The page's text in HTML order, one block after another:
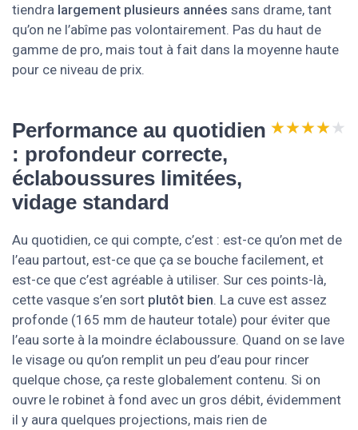
tiendra largement plusieurs années sans drame, tant
qu’on ne l’abîme pas volontairement. Pas du haut de
gamme de pro, mais tout à fait dans la moyenne haute
pour ce niveau de prix.
Performance au quotidien
: profondeur correcte,
éclaboussures limitées,
vidage standard
★★★★★
★★★★★
Au quotidien, ce qui compte, c’est : est-ce qu’on met de
l’eau partout, est-ce que ça se bouche facilement, et
est-ce que c’est agréable à utiliser. Sur ces points-là,
cette vasque s’en sort plutôt bien. La cuve est assez
profonde (165 mm de hauteur totale) pour éviter que
l’eau sorte à la moindre éclaboussure. Quand on se lave
le visage ou qu’on remplit un peu d’eau pour rincer
quelque chose, ça reste globalement contenu. Si on
ouvre le robinet à fond avec un gros débit, évidemment
il y aura quelques projections, mais rien de